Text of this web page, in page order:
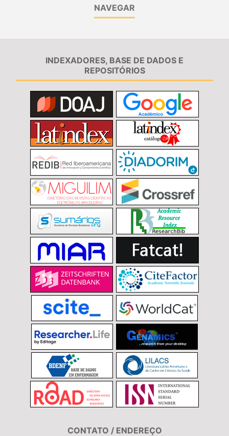
NAVEGAR
INDEXADORES, BASE DE DADOS E
REPOSITÓRIOS
CONTATO / ENDEREÇO